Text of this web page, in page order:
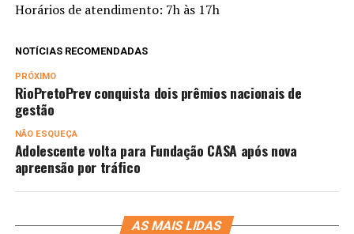
Horários de atendimento: 7h às 17h
NOTÍCIAS RECOMENDADAS
PRÓXIMO
RioPretoPrev conquista dois prêmios nacionais de
gestão
NÃO ESQUEÇA
Adolescente volta para Fundação CASA após nova
apreensão por tráfico
AS MAIS LIDAS